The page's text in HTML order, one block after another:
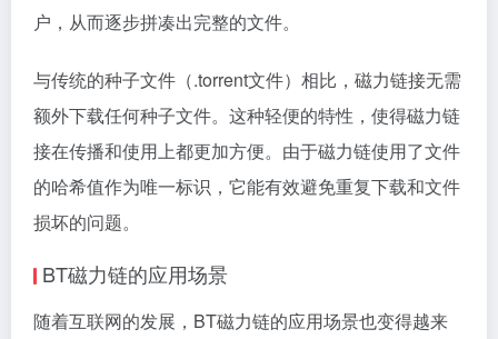
户，从而逐步拼凑出完整的文件。
与传统的种子文件（.torrent文件）相比， 磁力链接无需
额外下载任何种子文件。这种轻便的特性，使得磁力链
接在传播和使用上都更加方便。由于磁力链使用了文件
的哈希值作为唯一标识，它能有效避免重复下载和文件
损坏的问题。
BT磁力链的应用场景
随着互联网的发展，BT磁力链的应用场景也变得越来